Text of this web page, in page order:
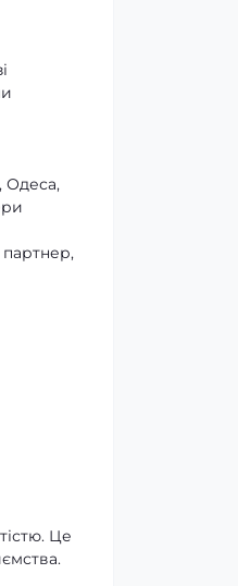
Одеса,
партнер,
Це